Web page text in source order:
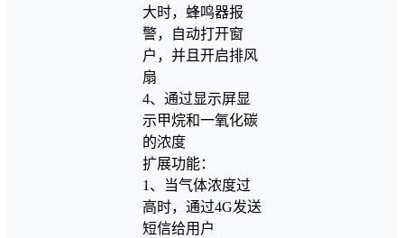
大时，蜂鸣器报
警，自动打开窗
户，并且开启排风
扇
4、通过显示屏显
示甲烷和一氧化碳
的浓度
扩展功能：
1、当气体浓度过
高时，通过4G发送
短信给用户